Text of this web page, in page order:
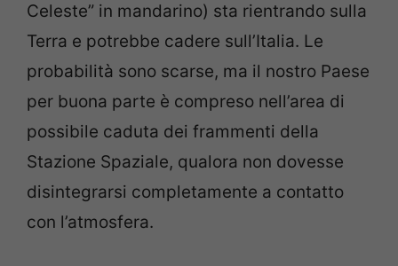
Celeste” in mandarino) sta rientrando sulla
Terra e potrebbe cadere sull’Italia. Le
probabilità sono scarse, ma il nostro Paese
per buona parte è compreso nell’area di
possibile caduta dei frammenti della
Stazione Spaziale, qualora non dovesse
disintegrarsi completamente a contatto
con l’atmosfera.